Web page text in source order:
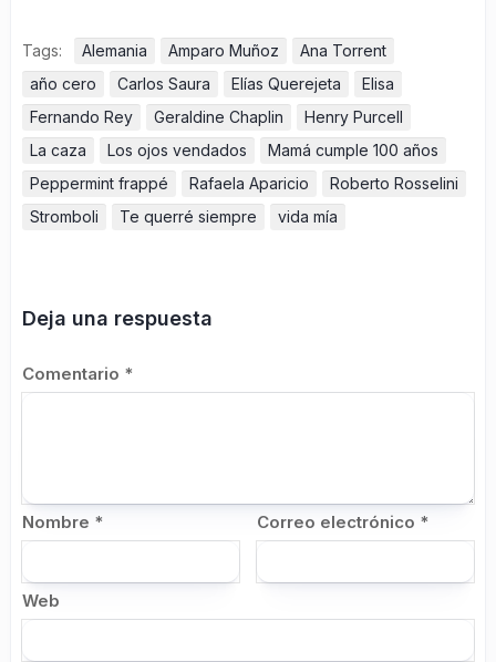
Tags: Alemania Amparo Muñoz
Ana Torrent
año cero
Carlos Saura Elías Querejeta
Elisa
Fernando Rey
Geraldine Chaplin
Henry Purcell
La caza
Los ojos vendados
Mamá cumple 100 años
Peppermint frappé
Rafaela Aparicio
Roberto Rosselini
Stromboli
Te querré siempre vida mía
Deja una respuesta
Comentario *
Nombre * Correo electrónico *
Web